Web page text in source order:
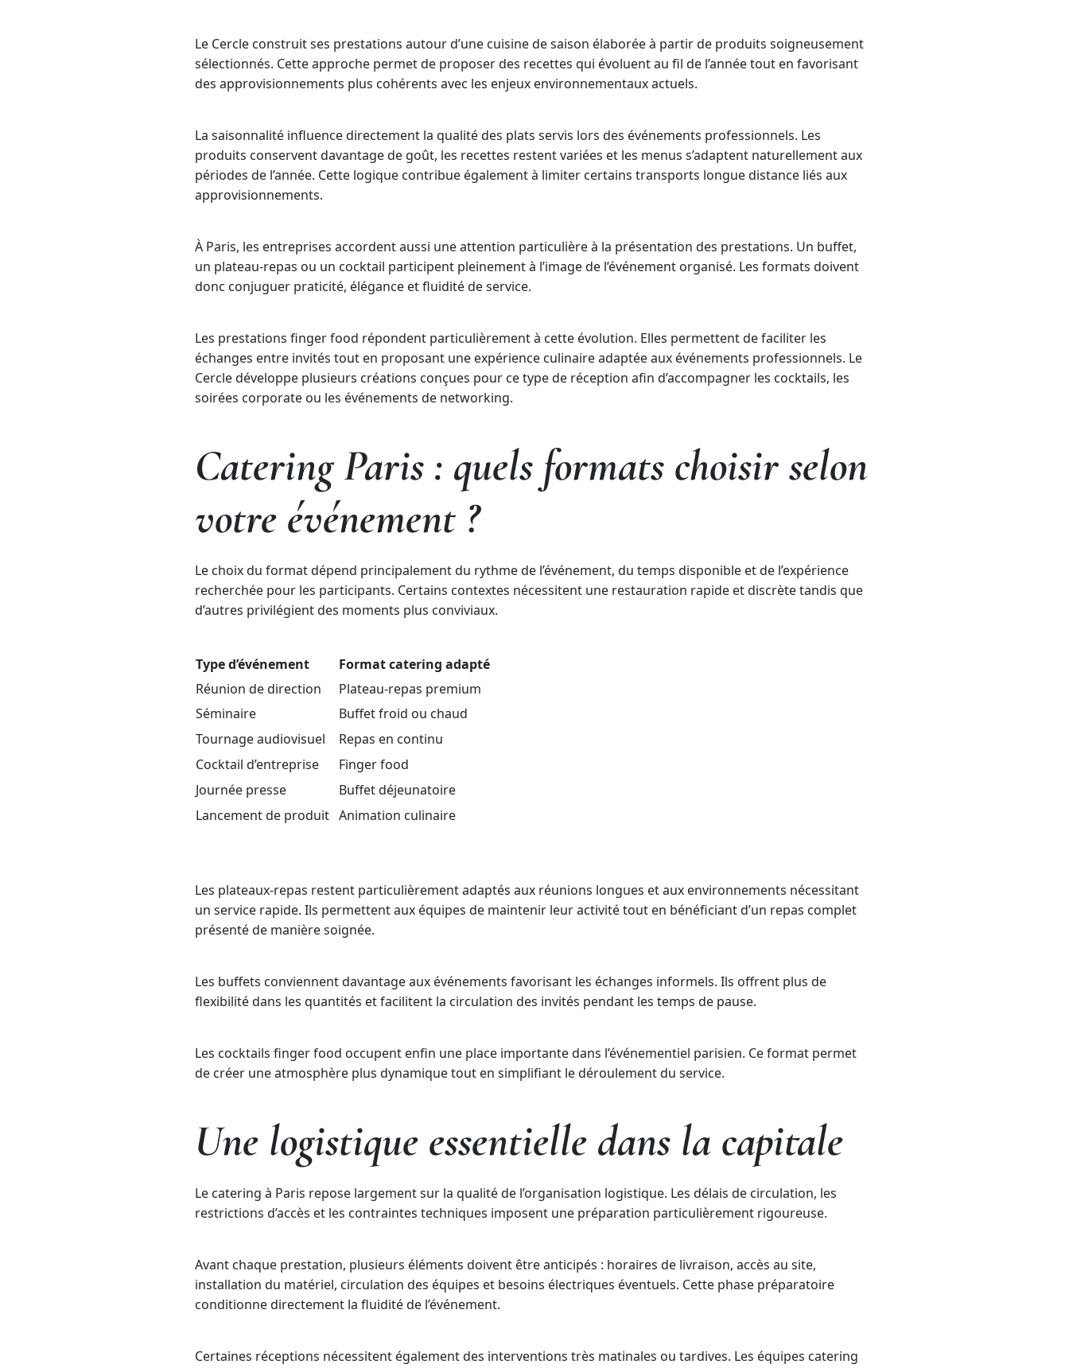
Le Cercle construit ses prestations autour d’une cuisine de saison élaborée à partir de produits soigneusement
sélectionnés. Cette approche permet de proposer des recettes qui évoluent au fil de l’année tout en favorisant
des approvisionnements plus cohérents avec les enjeux environnementaux actuels.
La saisonnalité influence directement la qualité des plats servis lors des événements professionnels. Les
produits conservent davantage de goût, les recettes restent variées et les menus s’adaptent naturellement aux
périodes de l’année. Cette logique contribue également à limiter certains transports longue distance liés aux
approvisionnements.
À Paris, les entreprises accordent aussi une attention particulière à la présentation des prestations. Un buffet,
un plateau-repas ou un cocktail participent pleinement à l’image de l’événement organisé. Les formats doivent
donc conjuguer praticité, élégance et fluidité de service.
Les prestations finger food répondent particulièrement à cette évolution. Elles permettent de faciliter les
échanges entre invités tout en proposant une expérience culinaire adaptée aux événements professionnels. Le
Cercle développe plusieurs créations conçues pour ce type de réception afin d’accompagner les cocktails, les
soirées corporate ou les événements de networking.
Catering Paris : quels formats choisir selon
votre événement ?
Le choix du format dépend principalement du rythme de l’événement, du temps disponible et de l’expérience
recherchée pour les participants. Certains contextes nécessitent une restauration rapide et discrète tandis que
d’autres privilégient des moments plus conviviaux.
Type d’événement
Format catering adapté
Réunion de direction
Plateau-repas premium
Séminaire
Buffet froid ou chaud
Tournage audiovisuel
Repas en continu
Cocktail d’entreprise
Finger food
Journée presse
Buffet déjeunatoire
Lancement de produit Animation culinaire
Les plateaux-repas restent particulièrement adaptés aux réunions longues et aux environnements nécessitant
un service rapide. Ils permettent aux équipes de maintenir leur activité tout en bénéficiant d’un repas complet
présenté de manière soignée.
Les buffets conviennent davantage aux événements favorisant les échanges informels. Ils offrent plus de
flexibilité dans les quantités et facilitent la circulation des invités pendant les temps de pause.
Les cocktails finger food occupent enfin une place importante dans l’événementiel parisien. Ce format permet
de créer une atmosphère plus dynamique tout en simplifiant le déroulement du service.
Une logistique essentielle dans la capitale
Le catering à Paris repose largement sur la qualité de l’organisation logistique. Les délais de circulation, les
restrictions d’accès et les contraintes techniques imposent une préparation particulièrement rigoureuse.
Avant chaque prestation, plusieurs éléments doivent être anticipés : horaires de livraison, accès au site,
installation du matériel, circulation des équipes et besoins électriques éventuels. Cette phase préparatoire
conditionne directement la fluidité de l’événement.
Certaines réceptions nécessitent également des interventions très matinales ou tardives. Les équipes catering